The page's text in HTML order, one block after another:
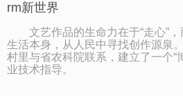
rm新世界
文艺作品的生命力在于“走心”，
生活本身，从人民中寻找创作源泉
村里与省农科院联系，建立了一个“
业技术指导。